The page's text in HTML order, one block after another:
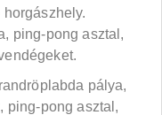
ping-pong asztal,
pálya,
ping-pong asztal,